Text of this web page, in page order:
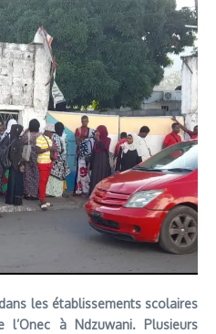
les établissements scolaires
à Ndzuwani. Plusieurs